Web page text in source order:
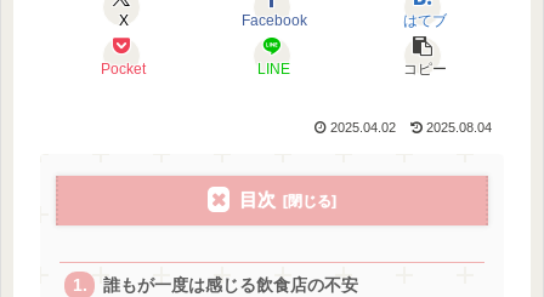
X Facebook はてブ
Pocket LINE コピー
2025.04.02 2025.08.04
目次
誰もが一度は感じる飲食店の不安